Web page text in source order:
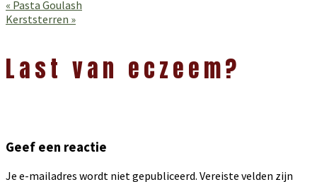
Vorig
bericht:
« Pasta Goulash
Volgend
Kerststerren »
Interacties
Last van eczeem?
Geef een reactie
Je e-mailadres wordt niet gepubliceerd. Vereiste velden zijn